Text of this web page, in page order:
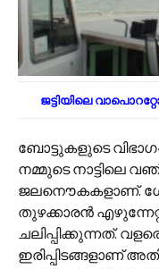
ജട്ടിയിലെ
ബോട്ടുകളുടെ
നമ്മുടെ നാട്ടിലെ
ജലനൌകകളാണ്.
തുഴക്കാരൻ
ചലിപ്പിക്കുന്നത്. വളരെ
ഇരിപ്പിടങ്ങളാണ്